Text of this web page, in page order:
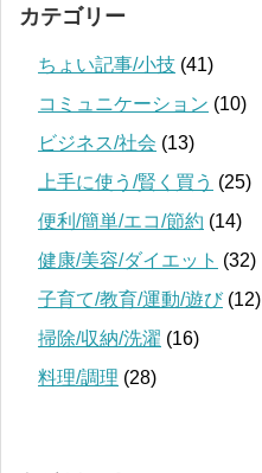
カテゴリー
ちょい記事/小技 (41)
コミュニケーション (10)
ビジネス/社会 (13)
上手に使う/賢く買う (25)
便利/簡単/エコ/節約 (14)
健康/美容/ダイエット (32)
子育て/教育/運動/遊び(12)
掃除/収納/洗濯 (16)
料理/調理 (28)